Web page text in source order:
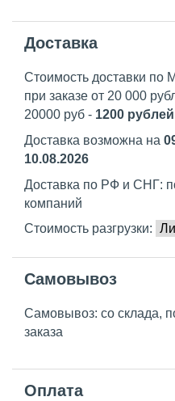
Доставка
Стоимость доставки по
при заказе от 20 000
20000 руб - 1200 рублей
Доставка возможна на
10.08.2026
Доставка по РФ и СНГ:
компаний
Стоимость разгрузки:
Самовывоз
Самовывоз: со склада,
заказа
Оплата